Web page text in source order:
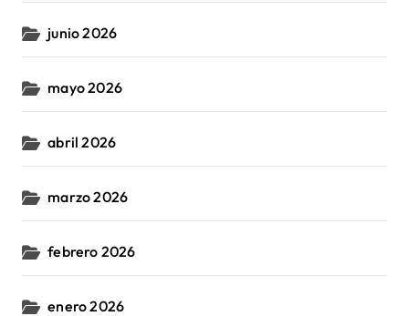
junio 2026
mayo 2026
abril 2026
marzo 2026
febrero 2026
enero 2026